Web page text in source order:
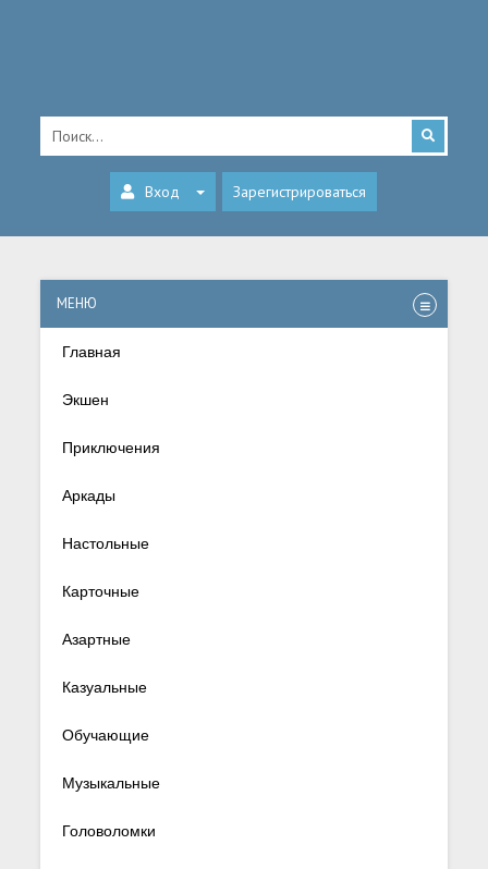
Вход Зарегистрироваться
МЕНЮ
Главная
Экшен
Приключения
Аркады
Настольные
Карточные
Азартные
Казуальные
Обучающие
Музыкальные
Головоломки